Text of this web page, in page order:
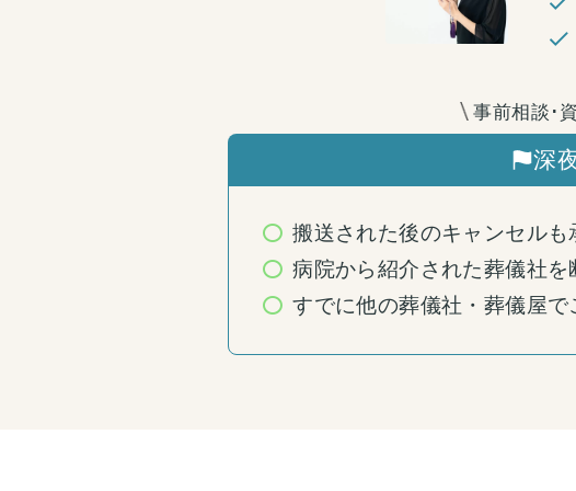
事前相談･
深
搬送された後のキャンセルも
病院から紹介された葬儀社を
すでに他の葬儀社・葬儀屋で